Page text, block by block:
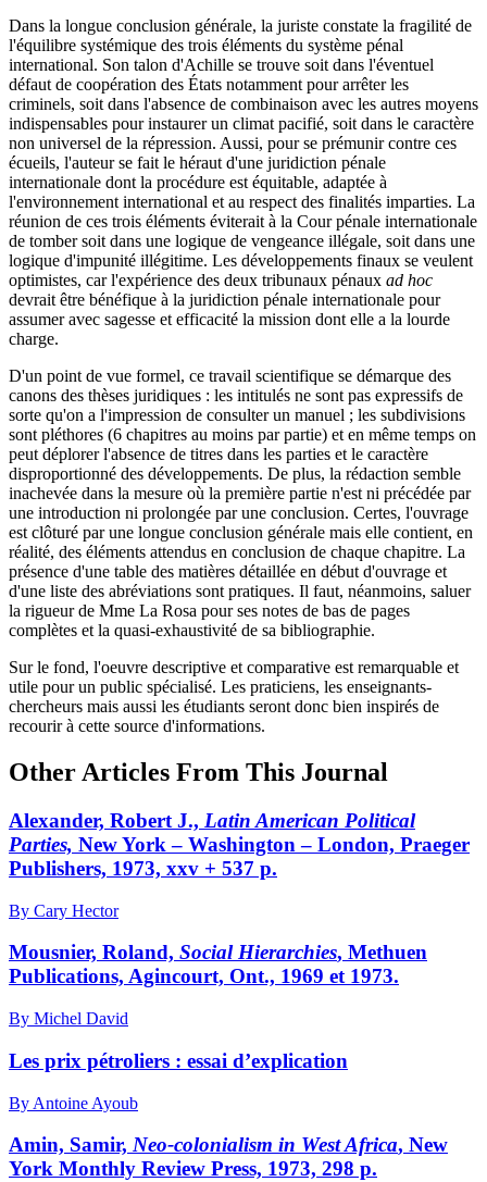
Dans la longue conclusion générale, la juriste constate la fragilité de
l'équilibre systémique des trois éléments du système pénal
international. Son talon d'Achille se trouve soit dans l'éventuel
défaut de coopération des États notamment pour arrêter les
criminels, soit dans l'absence de combinaison avec les autres moyens
indispensables pour instaurer un climat pacifié, soit dans le caractère
non universel de la répression. Aussi, pour se prémunir contre ces
écueils, l'auteur se fait le héraut d'une juridiction pénale
internationale dont la procédure est équitable, adaptée à
l'environnement international et au respect des finalités imparties. La
réunion de ces trois éléments éviterait à la Cour pénale internationale
de tomber soit dans une logique de vengeance illégale, soit dans une
logique d'impunité illégitime. Les développements finaux se veulent
optimistes, car l'expérience des deux tribunaux pénaux ad hoc
devrait être bénéfique à la juridiction pénale internationale pour
assumer avec sagesse et efficacité la mission dont elle a la lourde
charge.
D'un point de vue formel, ce travail scientifique se démarque des
canons des thèses juridiques : les intitulés ne sont pas expressifs de
sorte qu'on a l'impression de consulter un manuel ; les subdivisions
sont pléthores (6 chapitres au moins par partie) et en même temps on
peut déplorer l'absence de titres dans les parties et le caractère
disproportionné des développements. De plus, la rédaction semble
inachevée dans la mesure où la première partie n'est ni précédée par
une introduction ni prolongée par une conclusion. Certes, l'ouvrage
est clôturé par une longue conclusion générale mais elle contient, en
réalité, des éléments attendus en conclusion de chaque chapitre. La
présence d'une table des matières détaillée en début d'ouvrage et
d'une liste des abréviations sont pratiques. Il faut, néanmoins, saluer
la rigueur de Mme La Rosa pour ses notes de bas de pages
complètes et la quasi-exhaustivité de sa bibliographie.
Sur le fond, l'oeuvre descriptive et comparative est remarquable et
utile pour un public spécialisé. Les praticiens, les enseignants-
chercheurs mais aussi les étudiants seront donc bien inspirés de
recourir à cette source d'informations.
Other Articles From This Journal
Alexander, Robert J., Latin American Political
Parties, New York – Washington – London, Praeger
Publishers, 1973, xxv + 537 p.
By Cary Hector
Mousnier, Roland, Social Hierarchies, Methuen
Publications, Agincourt, Ont., 1969 et 1973.
By Michel David
Les prix pétroliers : essai d’explication
By Antoine Ayoub
Amin, Samir, Neo-colonialism in West Africa, New
York Monthly Review Press, 1973, 298 p.